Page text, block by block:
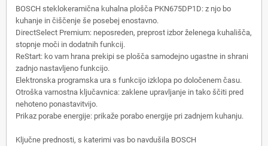
BOSCH steklokeramična kuhalna plošča PKN675DP1D: z njo bo
kuhanje in čiščenje še posebej enostavno.
DirectSelect Premium: neposreden, preprost izbor želenega kuhališča,
stopnje moči in dodatnih funkcij.
ReStart: ko vam hrana prekipi se plošča samodejno ugastne in shrani
zadnjo nastavljeno funkcijo.
Elektronska programska ura s funkcijo izklopa po določenem času.
Otroška varnostna ključavnica: zaklene upravljanje in tako ščiti pred
nehoteno ponastavitvijo.
Prikaz porabe energije: prikaže porabo energije pri zadnjem kuhanju.
Ključne prednosti, s katerimi vas bo navdušila BOSCH